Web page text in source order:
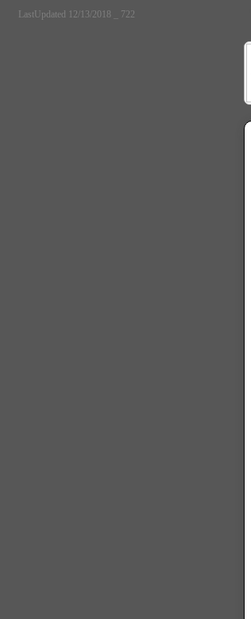
LastUpdated 12/13/2018 _ 722